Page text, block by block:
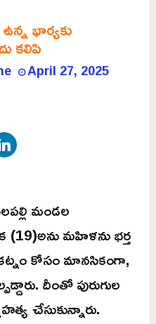
భార్యకు
కలిపి
April 27, 2025
మండల
మహిళను భర్త
కట్నం కోసం మానసికంగా,
దీంతో పురుగుల
చేసుకున్నారు.